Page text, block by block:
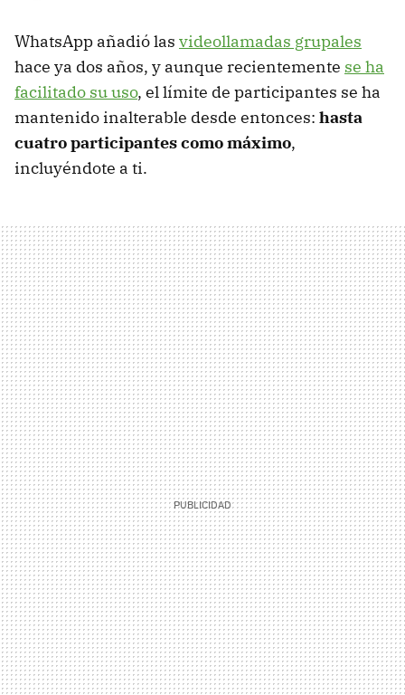
WhatsApp añadió las videollamadas grupales
hace ya dos años, y aunque recientemente se ha
facilitado su uso, el límite de participantes se ha
mantenido inalterable desde entonces: hasta
cuatro participantes como máximo,
incluyéndote a ti.